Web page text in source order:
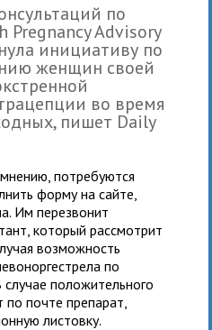
по
Pregnancy Advisory
инициативу по
женщин своей
во время
пишет Daily
потребуются
форму на сайте,
Им перезвонит
который рассмотрит
возможность
по
положительного
по почте препарат,
листовку.